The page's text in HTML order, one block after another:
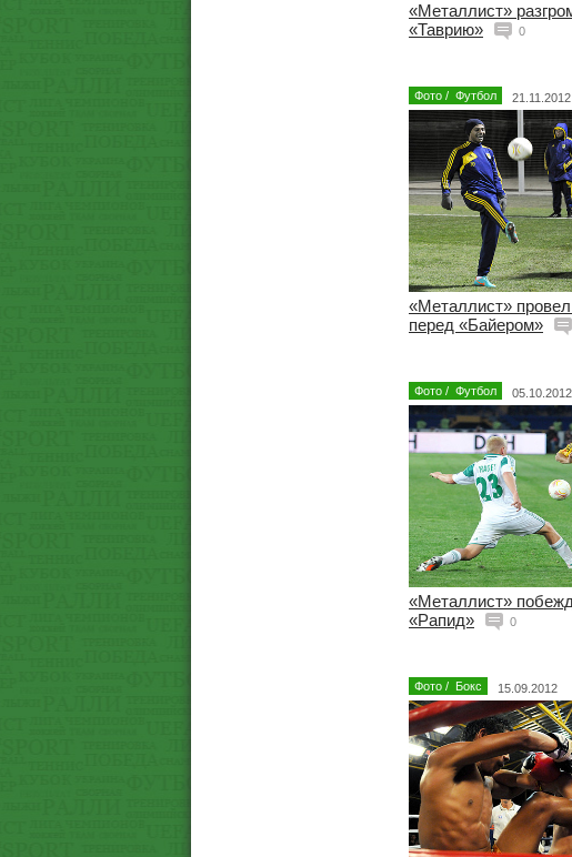
«Металлист»
«Таврию»
0
Фото / Футбол 21.11.2012
«Металлист»
перед «Байером»
Фото / Футбол 05.10.2012
«Металлист»
«Рапид»
0
Фото / Бокс 15.09.2012